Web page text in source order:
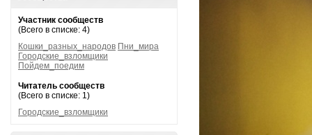
Участник сообществ
(Всего в списке: 4)
Кошки_разных_народов Пни_мира
Городские_взломщики
Пойдем_поедим
Читатель сообществ
(Всего в списке: 1)
Городские_взломщики